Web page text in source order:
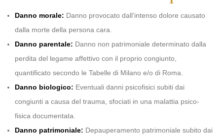
Danno morale: Danno provocato dall’intenso dolore causato
dalla morte della persona cara.
Danno parentale: Danno non patrimoniale determinato dalla
perdita del legame affettivo con il proprio congiunto,
quantificato secondo le Tabelle di Milano e/o di Roma.
Danno biologico: Eventuali danni psicofisici subiti dai
congiunti a causa del trauma, sfociati in una malattia psico-
fisica documentata.
Danno patrimoniale: Depauperamento patrimoniale subito dai